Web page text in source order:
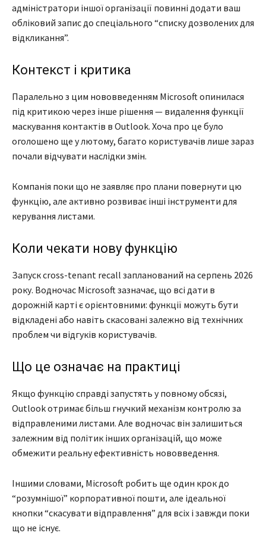
адміністратори іншої організації повинні додати ваш
обліковий запис до спеціального “списку дозволених для
відкликання”.
Контекст і критика
Паралельно з цим нововведенням Microsoft опинилася
під критикою через інше рішення — видалення функції
маскування контактів в Outlook. Хоча про це було
оголошено ще у лютому, багато користувачів лише зараз
почали відчувати наслідки змін.
Компанія поки що не заявляє про плани повернути цю
функцію, але активно розвиває інші інструменти для
керування листами.
Коли чекати нову функцію
Запуск cross-tenant recall запланований на серпень 2026
року. Водночас Microsoft зазначає, що всі дати в
дорожній карті є орієнтовними: функції можуть бути
відкладені або навіть скасовані залежно від технічних
проблем чи відгуків користувачів.
Що це означає на практиці
Якщо функцію справді запустять у повному обсязі,
Outlook отримає більш гнучкий механізм контролю за
відправленими листами. Але водночас він залишиться
залежним від політик інших організацій, що може
обмежити реальну ефективність нововведення.
Іншими словами, Microsoft робить ще один крок до
“розумнішої” корпоративної пошти, але ідеальної
кнопки “скасувати відправлення” для всіх і завжди поки
що не існує.